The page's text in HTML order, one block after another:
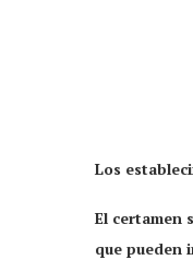
Los
El certamen
que pueden